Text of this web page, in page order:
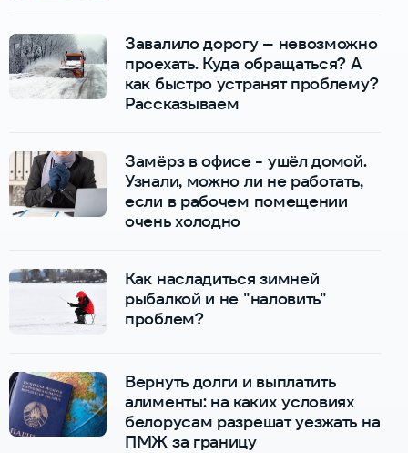
Завалило дорогу – невозможно
проехать. Куда обращаться? А
как быстро устранят проблему?
Рассказываем
Замёрз в офисе - ушёл домой.
Узнали, можно ли не работать,
если в рабочем помещении
очень холодно
Как насладиться зимней
рыбалкой и не "наловить"
проблем?
Вернуть долги и выплатить
алименты: на каких условиях
белорусам разрешат уезжать на
ПМЖ за границу